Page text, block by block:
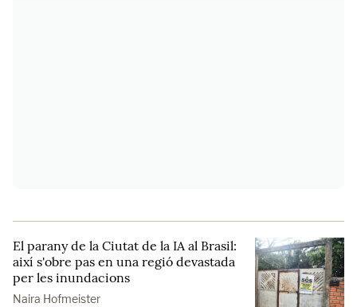
El parany de la Ciutat de la IA al Brasil:
així s'obre pas en una regió devastada
per les inundacions
Naira Hofmeister